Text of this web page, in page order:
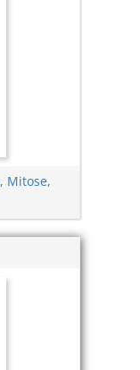
, Mitose,